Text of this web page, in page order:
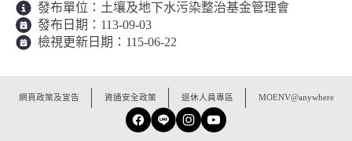
發布單位： 土壤及地下水污染整治基金管理會
發布日期： 113-09-03
檢視更新日期： 115-06-22
網頁政策及宣告 資通安全政策 退休人員專區 MOENV@anywhere